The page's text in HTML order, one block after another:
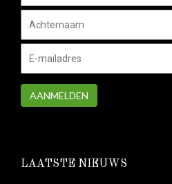
AANMELDEN
LAATSTE NIEUWS